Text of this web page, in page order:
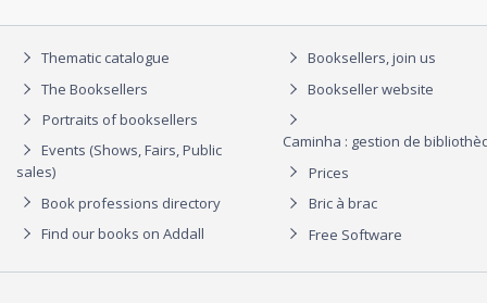
Thematic catalogue
The Booksellers
Portraits of booksellers
Events (Shows, Fairs, Public
sales)
Book professions directory
Find our books on Addall
Booksellers, join us
Bookseller website
Caminha : gestion de
Prices
Bric à brac
Free Software